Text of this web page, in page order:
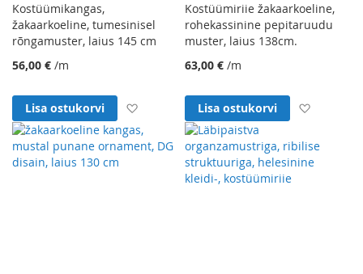
Kostüümikangas,
žakaarkoeline, tumesinisel
rõngamuster, laius 145 cm
56,00 € /m
Lisa ostukorvi Lisa soovinimekirja
Kostüümiriie žakaarkoeline,
rohekassinine pepitaruudu
muster, laius 138cm.
63,00 € /m
Lisa ostukorvi